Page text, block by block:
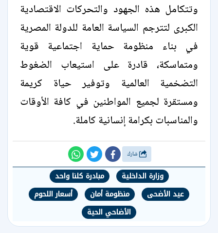
وتتكامل هذه الجهود والتحركات الاقتصادية
الكبرى لتترجم السياسة العامة للدولة المصرية
في بناء منظومة حماية اجتماعية قوية
ومتماسكة، قادرة على استيعاب الضغوط
التضخمية العالمية وتوفير حياة كريمة
ومستقرة لجميع المواطنين في كافة الأوقات
والمناسبات بكرامة إنسانية كاملة.
وزارة الداخلية
مبادرة كلنا واحد
عيد الأضحى
منظومة أمان
أسعار اللحوم
الأضاحي الحية